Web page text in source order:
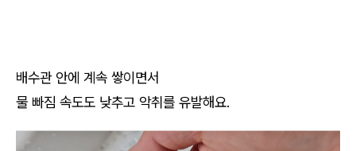
배수관 안에 계속 쌓이면서
물 빠짐 속도도 낮추고 악취를 유발해요.